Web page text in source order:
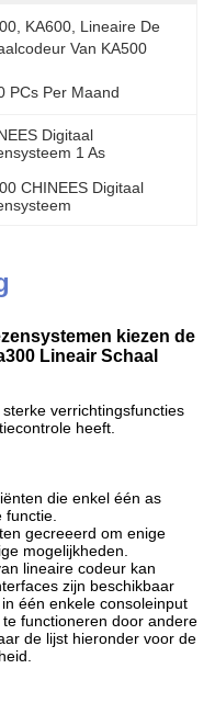
KA600, Lineaire De
Van KA500
PCs Per Maand
Digitaal
1 As
CHINEES Digitaal
kiezen de
Lineair Schaal
verrichtingsfuncties
heeft.
die enkel één as
gecreeerd om enige
mogelijkheden.
lineaire codeur kan
zijn beschikbaar
één enkele consoleinput
functioneren door andere
de lijst hieronder voor de